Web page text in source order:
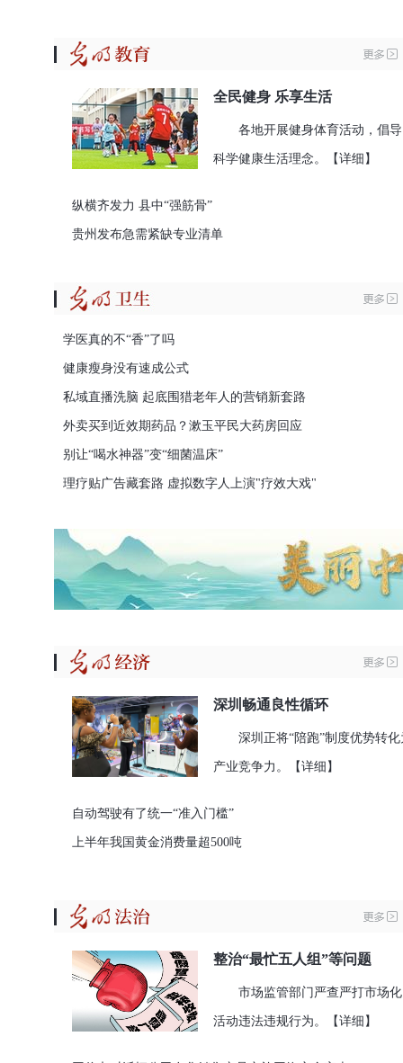
全民健身 乐享生活
各地开展健身体育活动，倡导
科学健康生活理念。 【详细】
纵横齐发力 县中“强筋骨”
贵州发布急需紧缺专业清单
学医真的不“香”了吗
健康瘦身没有速成公式
私域直播洗脑 起底围猎老年人的营销新套路
外卖买到近效期药品？漱玉平民大药房回应
别让“喝水神器”变“细菌温床”
理疗贴广告藏套路 虚拟数字人上演"疗效大戏"
深圳畅通良性循环
深圳正将“陪跑”制度优势转化
产业竞争力。 【详细】
自动驾驶有了统一“准入门槛”
上半年我国黄金消费量超500吨
整治“最忙五人组”等问题
市场监管部门严查严打市场化
活动违法违规行为。 【详细】